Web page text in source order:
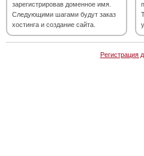
зарегистрировав доменное имя.
Следующими шагами будут заказ
хостинга и создание сайта.
Регистрация